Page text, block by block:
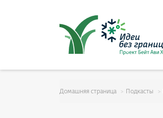
Домашняя страница Подкасты